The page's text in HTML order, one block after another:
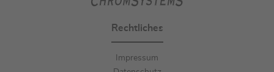
Rechtliches
Impressum